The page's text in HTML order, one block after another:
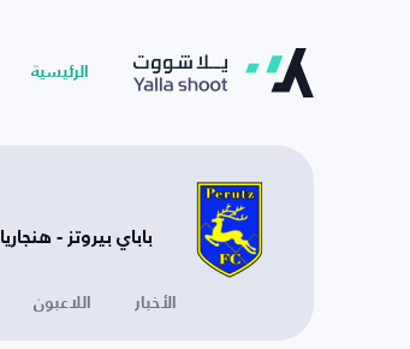
الرئيسية
باباي بيروتز - هنجاريا
الأخبار اللاعبون